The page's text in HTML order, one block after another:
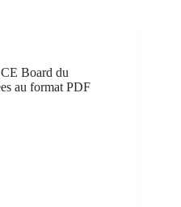
Board du
au format PDF